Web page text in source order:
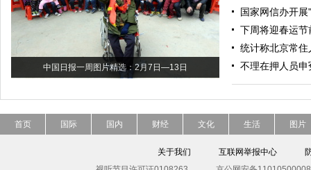
中国日报一周图片精选：2月7日—13日
国家网信办开
下周将迎春运
统计称北京常
不理在押人员
首页 国际 国内 财经 文化 生活 图片
关于我们 互联网举报中心